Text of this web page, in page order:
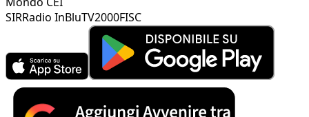
SIRRadio InBluTV2000FISC